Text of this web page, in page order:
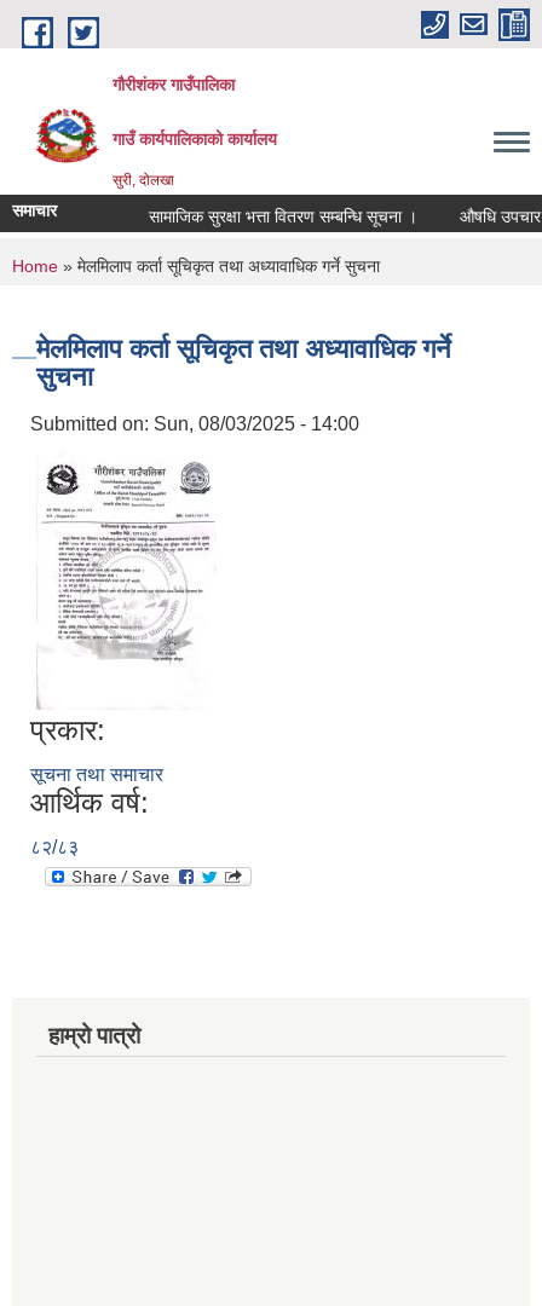
Skip to main content
गौरीशंकर गाउँपालिका
गाउँ कार्यपालिकाको कार्यालय
सुरी, दोलखा
समाचार सामाजिक सुरक्षा भत्ता वितरण सम्बन्धि सूचना । औषधि उपचार
You are here
Home » मेलमिलाप कर्ता सूचिकृत तथा अध्यावाधिक गर्ने सुचना
मेलमिलाप कर्ता सूचिकृत तथा अध्यावाधिक गर्ने
सुचना
Submitted on: Sun, 08/03/2025 - 14:00
प्रकार:
सूचना तथा समाचार
आर्थिक वर्ष:
८२/८३
हाम्रो पात्रो